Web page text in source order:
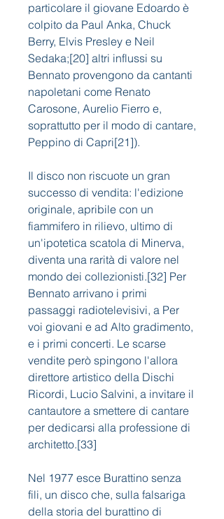
particolare il giovane Edoardo è
colpito da Paul Anka, Chuck
Berry, Elvis Presley e Neil
Sedaka;[20] altri influssi su
Bennato provengono da cantanti
napoletani come Renato
Carosone, Aurelio Fierro e,
soprattutto per il modo di cantare,
Peppino di Capri[21]).
Il disco non riscuote un gran
successo di vendita: l'edizione
originale, apribile con un
fiammifero in rilievo, ultimo di
un'ipotetica scatola di Minerva,
diventa una rarità di valore nel
mondo dei collezionisti.[32] Per
Bennato arrivano i primi
passaggi radiotelevisivi, a Per
voi giovani e ad Alto gradimento,
e i primi concerti. Le scarse
vendite però spingono l'allora
direttore artistico della Dischi
Ricordi, Lucio Salvini, a invitare il
cantautore a smettere di cantare
per dedicarsi alla professione di
architetto.[33]
Nel 1977 esce Burattino senza
fili, un disco che, sulla falsariga
della storia del burattino di